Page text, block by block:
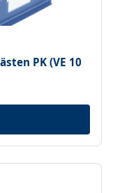
PK (VE 10